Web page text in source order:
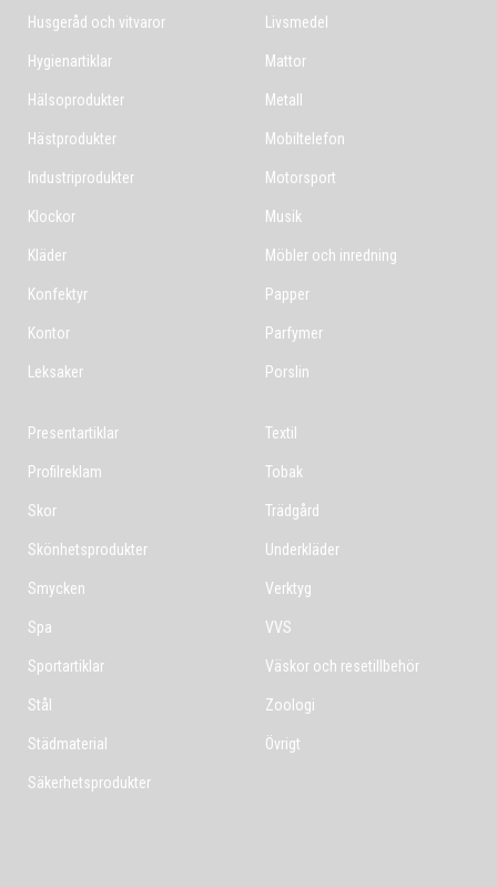
Husgeråd och vitvaror
Hygienartiklar
Hälsoprodukter
Hästprodukter
Industriprodukter
Klockor
Kläder
Konfektyr
Kontor
Leksaker
Livsmedel
Mattor
Metall
Mobiltelefon
Motorsport
Musik
Möbler och inredning
Papper
Parfymer
Porslin
Presentartiklar
Profilreklam
Skor
Skönhetsprodukter
Smycken
Spa
Sportartiklar
Stål
Städmaterial
Säkerhetsprodukter
Textil
Tobak
Trädgård
Underkläder
Verktyg
VVS
Väskor och resetillbehör
Zoologi
Övrigt